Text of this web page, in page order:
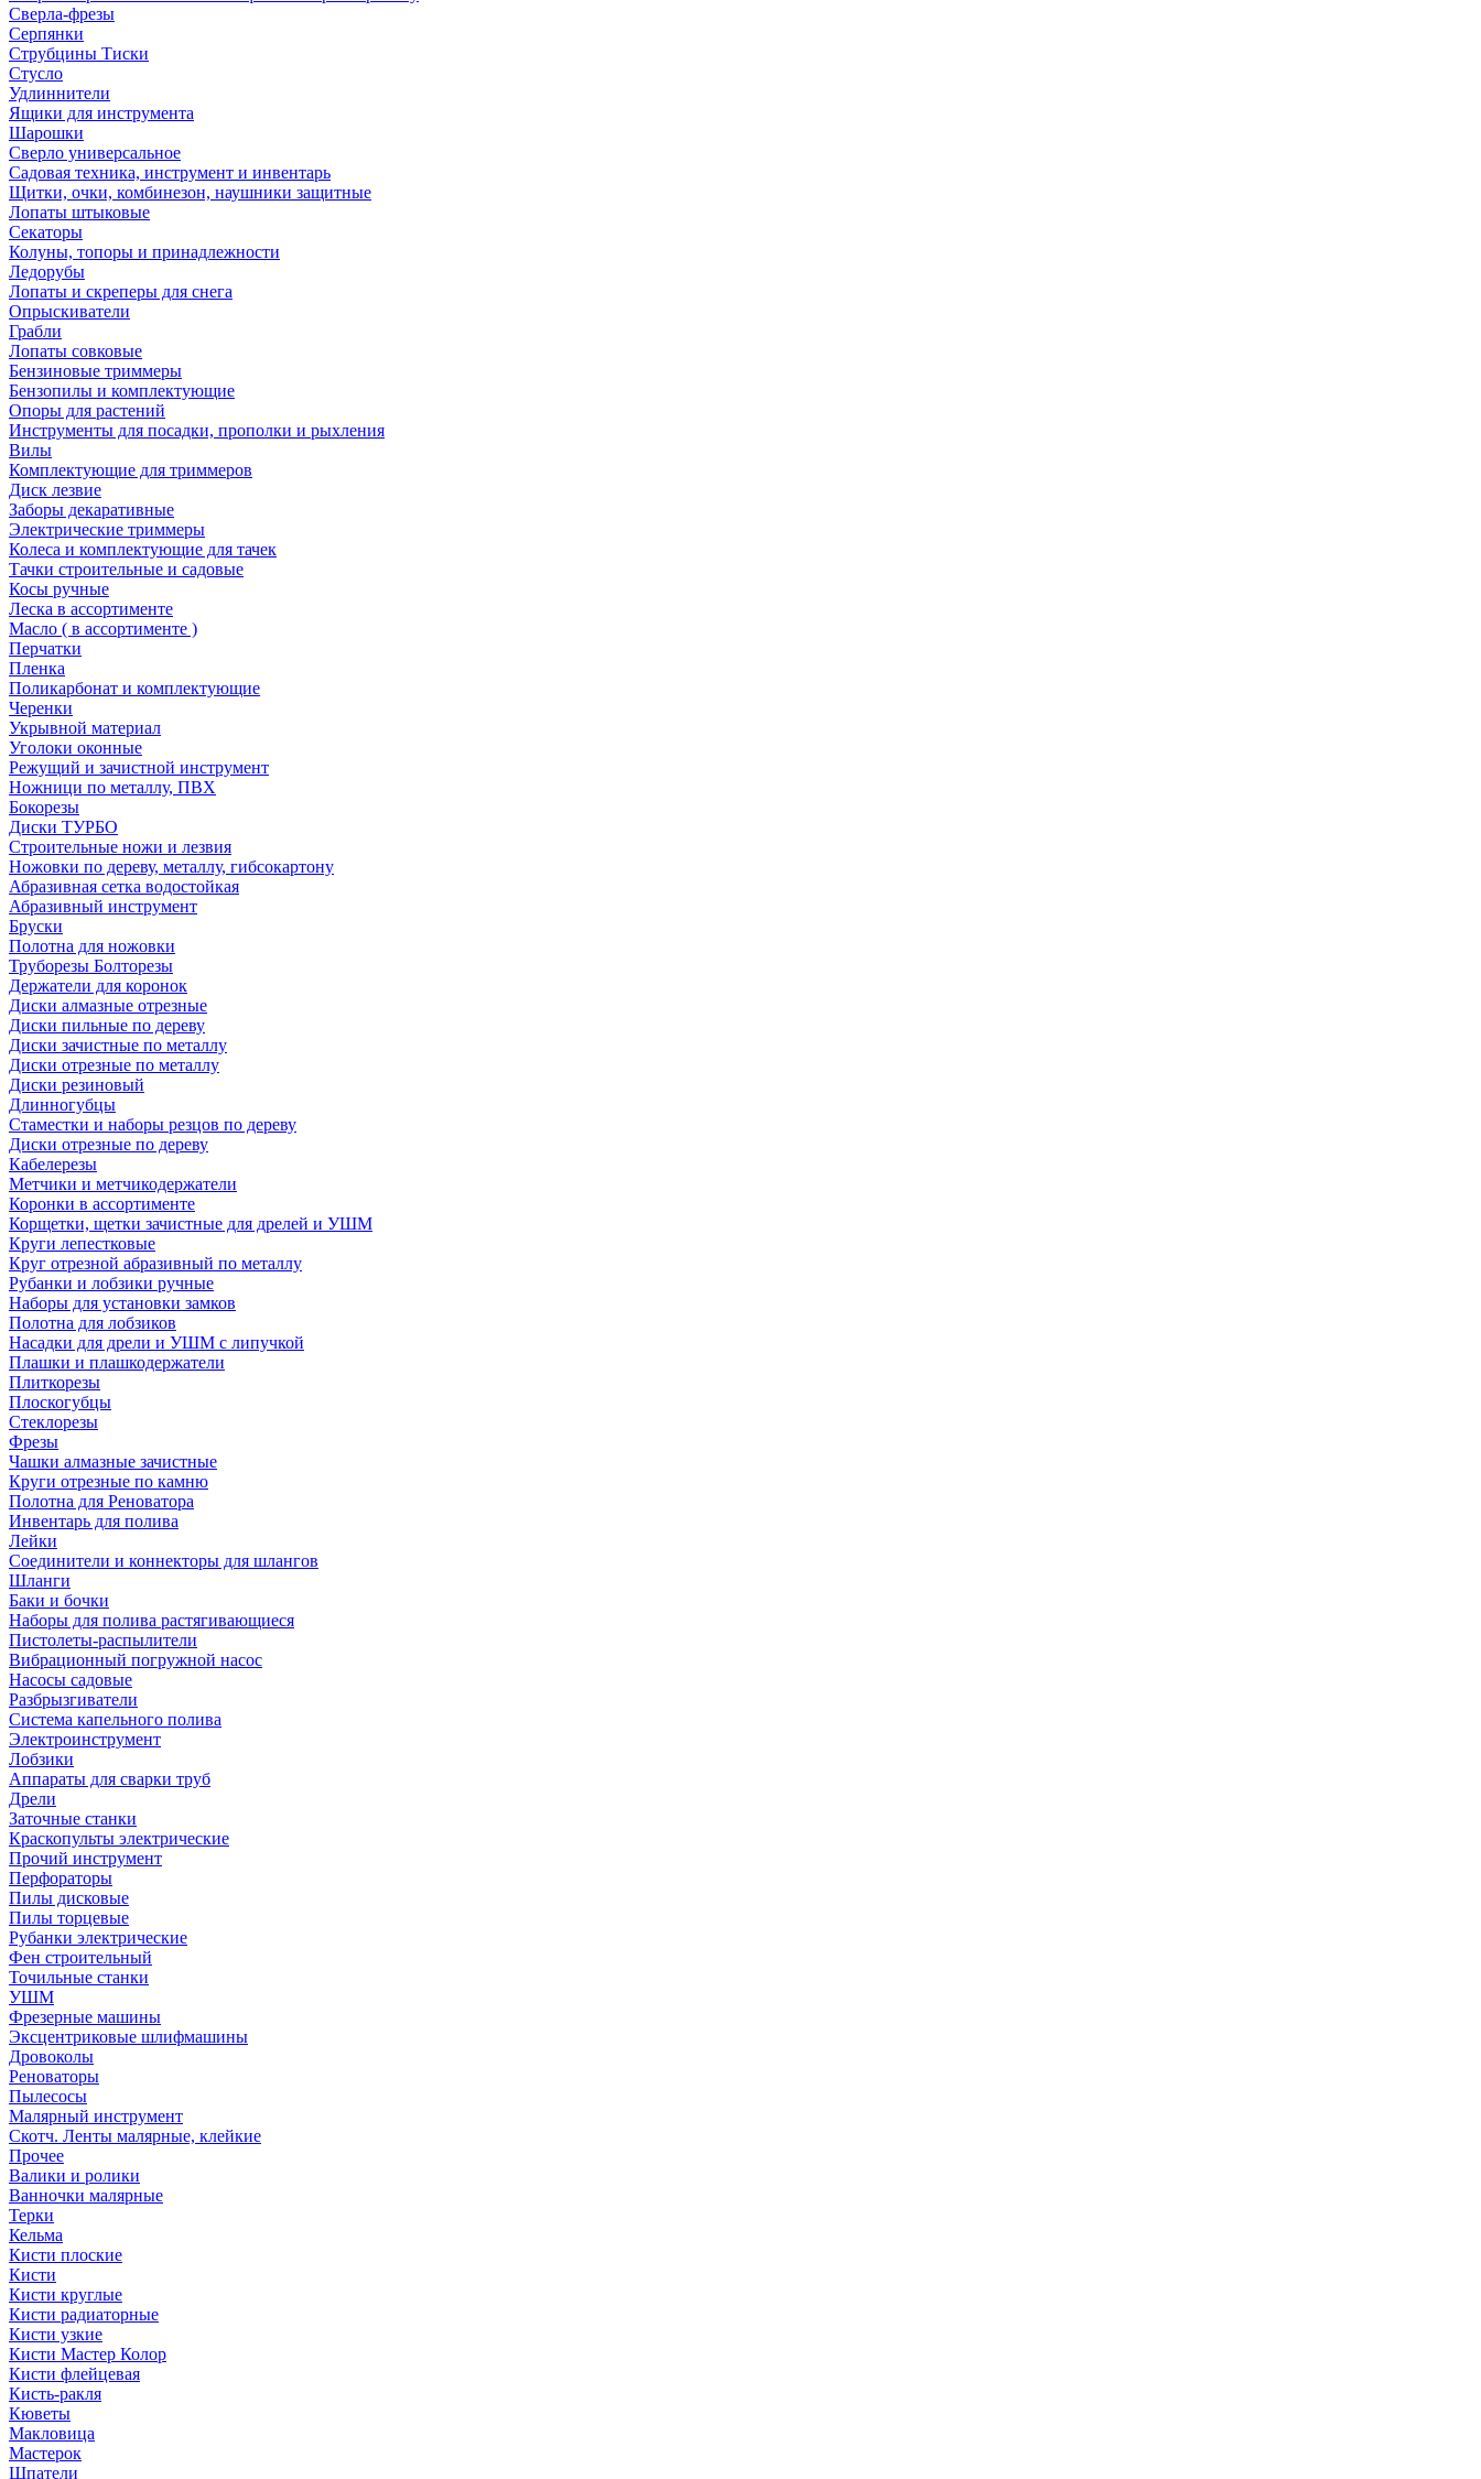
Сверла-фрезы
Серпянки
Струбцины Тиски
Стусло
Удлиннители
Ящики для инструмента
Шарошки
Сверло универсальное
Садовая техника, инструмент и инвентарь
Щитки, очки, комбинезон, наушники защитные
Лопаты штыковые
Секаторы
Колуны, топоры и принадлежности
Ледорубы
Лопаты и скреперы для снега
Опрыскиватели
Грабли
Лопаты совковые
Бензиновые триммеры
Бензопилы и комплектующие
Опоры для растений
Инструменты для посадки, прополки и рыхления
Вилы
Комплектующие для триммеров
Диск лезвие
Заборы декаративные
Электрические триммеры
Колеса и комплектующие для тачек
Тачки строительные и садовые
Косы ручные
Леска в ассортименте
Масло ( в ассортименте )
Перчатки
Пленка
Поликарбонат и комплектующие
Черенки
Укрывной материал
Уголоки оконные
Режущий и зачистной инструмент
Ножници по металлу, ПВХ
Бокорезы
Диски ТУРБО
Строительные ножи и лезвия
Ножовки по дереву, металлу, гибсокартону
Абразивная сетка водостойкая
Абразивный инструмент
Бруски
Полотна для ножовки
Труборезы Болторезы
Держатели для коронок
Диски алмазные отрезные
Диски пильные по дереву
Диски зачистные по металлу
Диски отрезные по металлу
Диски резиновый
Длинногубцы
Стаместки и наборы резцов по дереву
Диски отрезные по дереву
Кабелерезы
Метчики и метчикодержатели
Коронки в ассортименте
Корщетки, щетки зачистные для дрелей и УШМ
Круги лепестковые
Круг отрезной абразивный по металлу
Рубанки и лобзики ручные
Наборы для установки замков
Полотна для лобзиков
Насадки для дрели и УШМ с липучкой
Плашки и плашкодержатели
Плиткорезы
Плоскогубцы
Стеклорезы
Фрезы
Чашки алмазные зачистные
Круги отрезные по камню
Полотна для Реноватора
Инвентарь для полива
Лейки
Соединители и коннекторы для шлангов
Шланги
Баки и бочки
Наборы для полива растягивающиеся
Пистолеты-распылители
Вибрационный погружной насос
Насосы садовые
Разбрызгиватели
Система капельного полива
Электроинструмент
Лобзики
Аппараты для сварки труб
Дрели
Заточные станки
Краскопульты электрические
Прочий инструмент
Перфораторы
Пилы дисковые
Пилы торцевые
Рубанки электрические
Фен строительный
Точильные станки
УШМ
Фрезерные машины
Эксцентриковые шлифмашины
Дровоколы
Реноваторы
Пылесосы
Малярный инструмент
Скотч. Ленты малярные, клейкие
Прочее
Валики и ролики
Ванночки малярные
Терки
Кельма
Кисти плоские
Кисти
Кисти круглые
Кисти радиаторные
Кисти узкие
Кисти Мастер Колор
Кисти флейцевая
Кисть-ракля
Кюветы
Макловица
Мастерок
Шпатели